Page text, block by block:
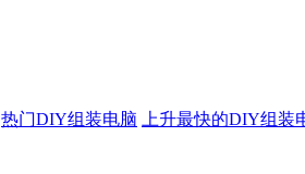
热门DIY组装电脑 上升最快的DIY组装